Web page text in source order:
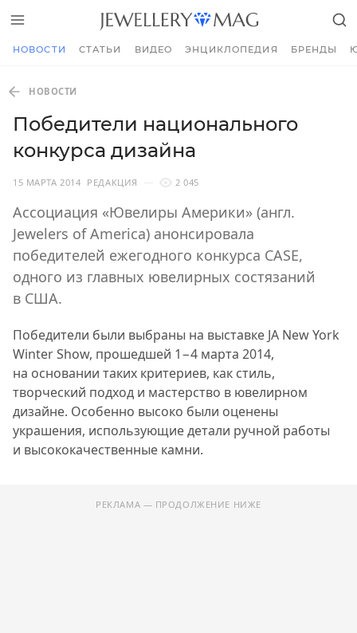
НОВОСТИ СТАТЬИ ВИДЕО ЭНЦИКЛОПЕДИЯ БРЕНДЫ
НОВОСТИ
Победители национального
конкурса дизайна
15 МАРТА 2014 РЕДАКЦИЯ 2 045
Ассоциация «Ювелиры Америки» (англ.
Jewelers of America) анонсировала
победителей ежегодного конкурса CASE,
одного из главных ювелирных состязаний
в США.
Победители были выбраны на выставке JA New York
Winter Show, прошедшей 1−4 марта 2014,
на основании таких критериев, как стиль,
творческий подход и мастерство в ювелирном
дизайне. Особенно высоко были оценены
украшения, использующие детали ручной работы
и высококачественные камни.
РЕКЛАМА — ПРОДОЛЖЕНИЕ НИЖЕ